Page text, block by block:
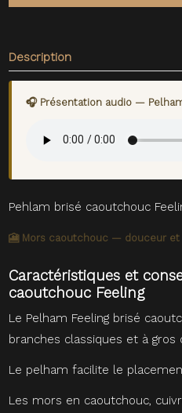
Description
🎧 Présentation audio —
Pehlam brisé caoutchouc
🎦 Mors caoutchouc — douceur
Caractéristiques et
caoutchouc Feeling
Le Pelham Feeling brisé
branches classiques et à gros
Le pelham facilite le
Les mors en caoutchouc,